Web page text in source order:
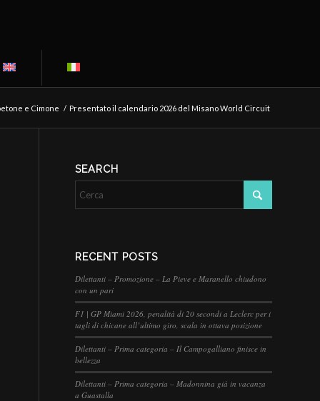
e Cimone / Presentato il calendario 2026 del Misano World Circuit
SEARCH
RECENT POSTS
Dilettanti – Promozione – La Pieve e Maranello chiudono
con un pari
F1 | GP Miami 2026, penalità di 20 secondi a Leclerc per i
tagli di chicane all’ultimo giro, scala in ottava posizione
Dilettanti – Prima categoria – Il Campogalliano finisce in
bellezza
Dilettanti – Prima categoria – Madonnina già in vacanza
a Guastalla